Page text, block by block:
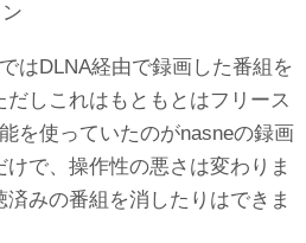
はDLNA経由で録画した番組を
だしこれはもともとはフリース
を使っていたのがnasneの録画
で、操作性の悪さは変わりま
みの番組を消したりはできま